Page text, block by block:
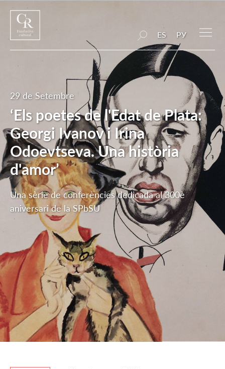
ES РУ
29 de Setembre
‘Els poetes de l'Edat de Plata:
Georgi Ivanov i Irina
Odoevtseva. Una història
d'amor’
Una sèrie de conferències dedicada al 300è
aniversari de la SPbSU